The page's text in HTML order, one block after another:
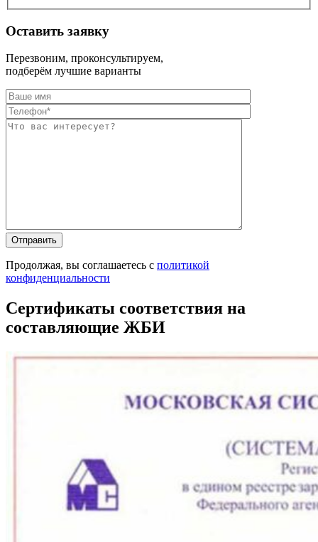
Оставить заявку
Перезвоним, проконсультируем,
подберём лучшие варианты
Продолжая, вы соглашаетесь с политикой
конфиденциальности
Сертификаты соответствия на
составляющие ЖБИ